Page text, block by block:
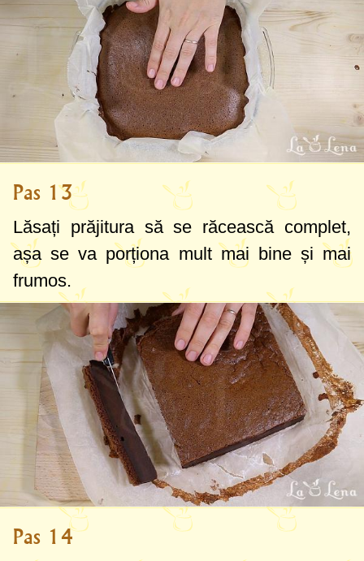
Pas 13
Lăsați prăjitura să se răcească complet,
așa se va porționa mult mai bine și mai
frumos.
Pas 14